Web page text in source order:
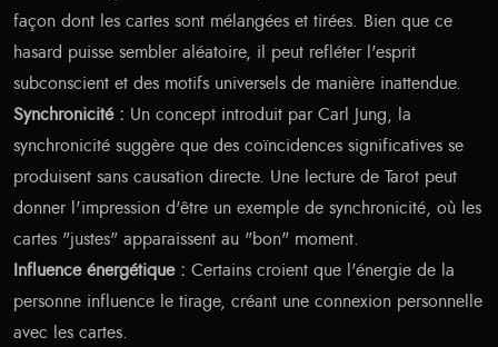
façon dont les cartes sont mélangées et tirées. Bien que ce
hasard puisse sembler aléatoire, il peut refléter l'esprit
subconscient et des motifs universels de manière inattendue.
Synchronicité : Un concept introduit par Carl Jung, la
synchronicité suggère que des coïncidences significatives se
produisent sans causation directe. Une lecture de Tarot peut
donner l'impression d'être un exemple de synchronicité, où les
cartes "justes" apparaissent au "bon" moment.
Influence énergétique : Certains croient que l'énergie de la
personne influence le tirage, créant une connexion personnelle
avec les cartes.